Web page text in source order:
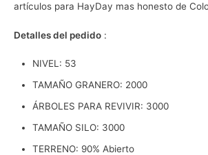
artículos para HayDay mas honesto de
Detalles del pedido :
NIVEL: 53
TAMAÑO GRANERO: 2000
ÁRBOLES PARA REVIVIR: 3000
TAMAÑO SILO: 3000
TERRENO: 90% Abierto